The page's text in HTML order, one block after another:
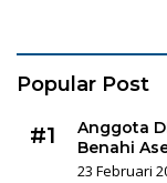
Popular Post
#1
Anggota
Benahi
23 Februari